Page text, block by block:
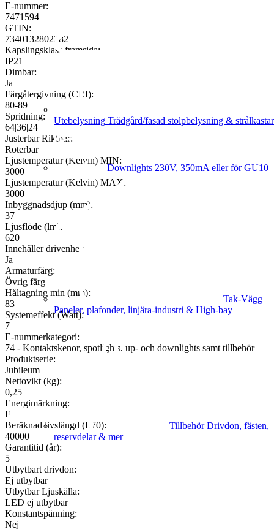
Utebelysning Trädgård/fasad stolpbelysning &
Downlights 230V, 350mA eller för GU10
Tak-Vägg
Paneler, plafonder, linjära-industri & High-bay
Tillbehör Drivdon, fästen,
reservdelar & mer
E-nummer:
7471594
GTIN:
7340132802282
Kapslingsklass framsida:
IP21
Dimbar:
Ja
Färgåtergivning (CRI):
80-89
Spridning:
64|36|24
Justerbar Riktbar:
Roterbar
Ljustemperatur (Kelvin) MIN:
3000
Ljustemperatur (Kelvin) MAX:
3000
Inbyggnadsdjup (mm):
37
Ljusflöde (lm):
620
Innehåller drivenhet:
Ja
Armaturfärg:
Övrig färg
Håltagning min (mm):
83
Systemeffekt (Watt):
7
E-nummerkategori:
74 - Kontaktskenor, spotlights, up- och downlights samt tillbehör
Produktserie:
Jubileum
Nettovikt (kg):
0,25
Energimärkning:
F
Beräknad livslängd (L70):
40000
Garantitid (år):
5
Utbytbart drivdon:
Ej utbytbar
Utbytbar Ljuskälla:
LED ej utbytbar
Konstantspänning:
Nej